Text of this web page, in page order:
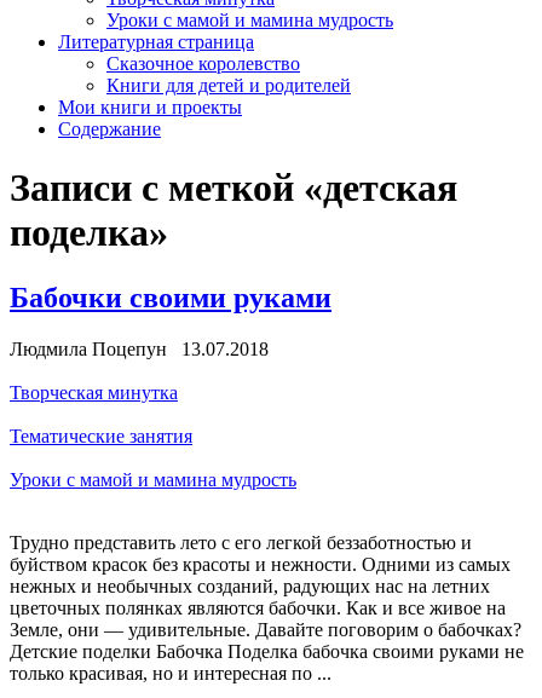
Уроки с мамой и мамина мудрость
Литературная страница
Сказочное королевство
Книги для детей и родителей
Мои книги и проекты
Содержание
Записи с меткой «детская
поделка»
Бабочки своими руками
Людмила Поцепун 13.07.2018
Творческая минутка
Тематические занятия
Уроки с мамой и мамина мудрость
Трудно представить лето с его легкой беззаботностью и
буйством красок без красоты и нежности. Одними из самых
нежных и необычных созданий, радующих нас на летних
цветочных полянках являются бабочки. Как и все живое на
Земле, они — удивительные. Давайте поговорим о бабочках?
Детские поделки Бабочка Поделка бабочка своими руками не
только красивая, но и интересная по ...